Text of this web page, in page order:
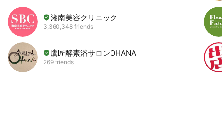
湘南美容クリニック
3,360,348 friends
鷹匠酵素浴サロンOHANA
269 friends